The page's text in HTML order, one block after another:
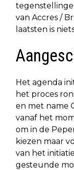
van Accres /
laatsten is
Het agenda
het proces
en met name
vanaf het
om in de
kiezen maar
van het
gesteunde